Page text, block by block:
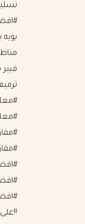
تسليم